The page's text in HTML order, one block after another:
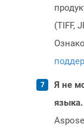
(TIFF,
Я не